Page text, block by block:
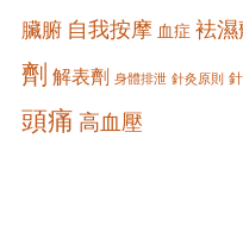
臟腑 自我按摩 血症 袪濕
劑 解表劑 身體排泄 針灸原則
頭痛 高血壓